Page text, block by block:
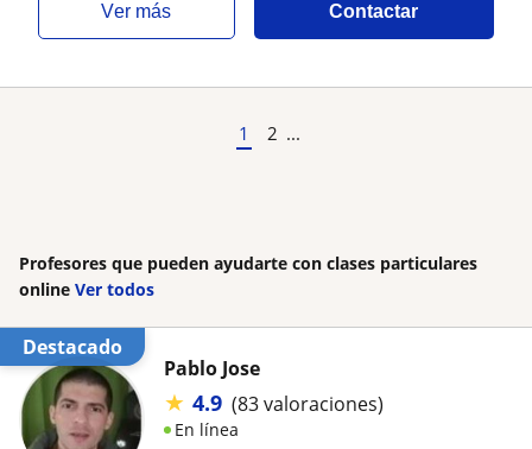
ver más Contactar
1 2 ...
Profesores que pueden ayudarte con clases particulares
online Ver todos
Destacado
Pablo Jose
★ 4.9 (83 valoraciones)
En línea